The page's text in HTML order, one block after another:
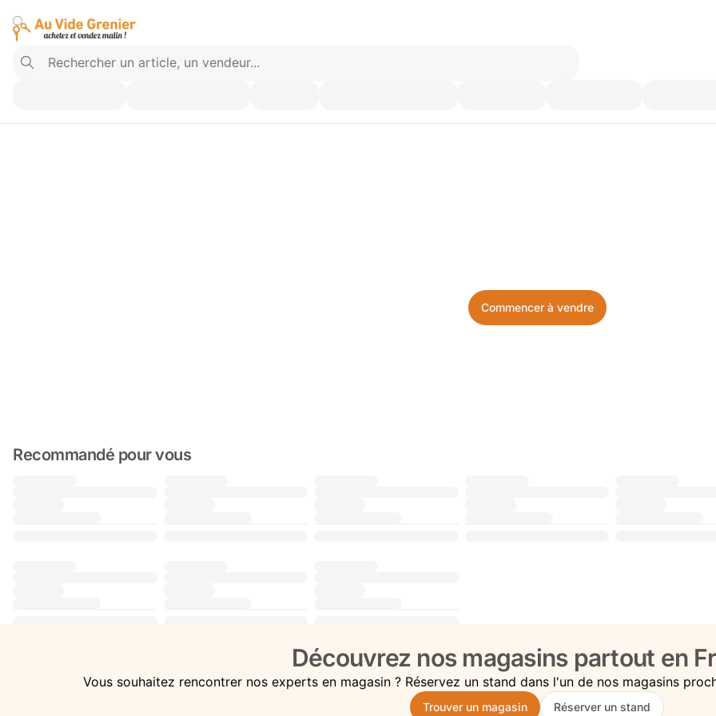
Commencer à vendre
Recommandé pour vous
Découvrez nos magasins partout en
Vous souhaitez rencontrer nos experts en magasin ? Réservez un stand dans l'un de nos magasins
Trouver un magasin Réserver un stand